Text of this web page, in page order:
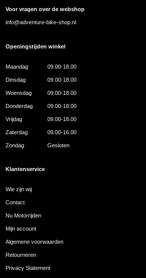
Voor vragen over de webshop
info@adventure-bike-shop.nl
Openingstijden winkel
Maandag 09.00-18.00
Dinsdag 09.00-18.00
Woensdag 09.00-18.00
Donderdag 09.00-18.00
Vrijdag 09.00-18.00
Zaterdag 09.00-16.00
Zondag Gesloten
Klantenservice
Wie zijn wij
Contact
Nu Motorrijden
Mijn account
Algemene voorwaarden
Retourneren
Privacy Statement